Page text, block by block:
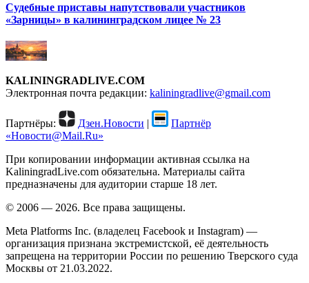
Судебные приставы напутствовали участников
«Зарницы» в калининградском лицее № 23
KALININGRADLIVE.COM
Электронная почта редакции: kaliningradlive@gmail.com
Партнёры: Дзен.Новости |
Партнёр
«Новости@Mail.Ru»
При копировании информации активная ссылка на
KaliningradLive.com обязательна. Материалы сайта
предназначены для аудитории старше 18 лет.
© 2006 — 2026. Все права защищены.
Meta Platforms Inc. (владелец Facebook и Instagram) —
организация признана экстремистской, её деятельность
запрещена на территории России по решению Тверского суда
Москвы от 21.03.2022.